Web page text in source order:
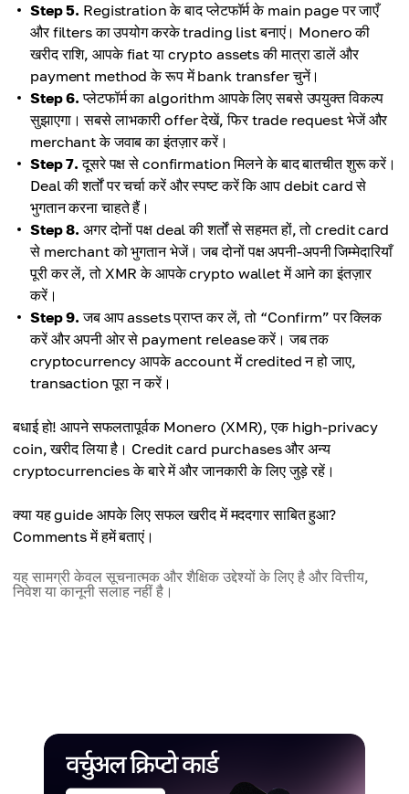
Step 5. Registration के बाद प्लेटफॉर्म के main page पर जाएँ
और filters का उपयोग करके trading list बनाएं। Monero की
खरीद राशि, आपके fiat या crypto assets की मात्रा डालें और
payment method के रूप में bank transfer चुनें।
Step 6. प्लेटफॉर्म का algorithm आपके लिए सबसे उपयुक्त विकल्प
सुझाएगा। सबसे लाभकारी offer देखें, फिर trade request भेजें और
merchant के जवाब का इंतज़ार करें।
Step 7. दूसरे पक्ष से confirmation मिलने के बाद बातचीत शुरू करें।
Deal की शर्तों पर चर्चा करें और स्पष्ट करें कि आप debit card से
भुगतान करना चाहते हैं।
Step 8. अगर दोनों पक्ष deal की शर्तों से सहमत हों, तो credit card
से merchant को भुगतान भेजें। जब दोनों पक्ष अपनी-अपनी जिम्मेदारियाँ
पूरी कर लें, तो XMR के आपके crypto wallet में आने का इंतज़ार
करें।
Step 9. जब आप assets प्राप्त कर लें, तो “Confirm” पर क्लिक
करें और अपनी ओर से payment release करें। जब तक
cryptocurrency आपके account में credited न हो जाए,
transaction पूरा न करें।
बधाई हो! आपने सफलतापूर्वक Monero (XMR), एक high-privacy
coin, खरीद लिया है। Credit card purchases और अन्य
cryptocurrencies के बारे में और जानकारी के लिए जुड़े रहें।
क्या यह guide आपके लिए सफल खरीद में मददगार साबित हुआ?
Comments में हमें बताएं।
यह सामग्री केवल सूचनात्मक और शैक्षिक उद्देश्यों के लिए है और वित्तीय,
निवेश या कानूनी सलाह नहीं है।